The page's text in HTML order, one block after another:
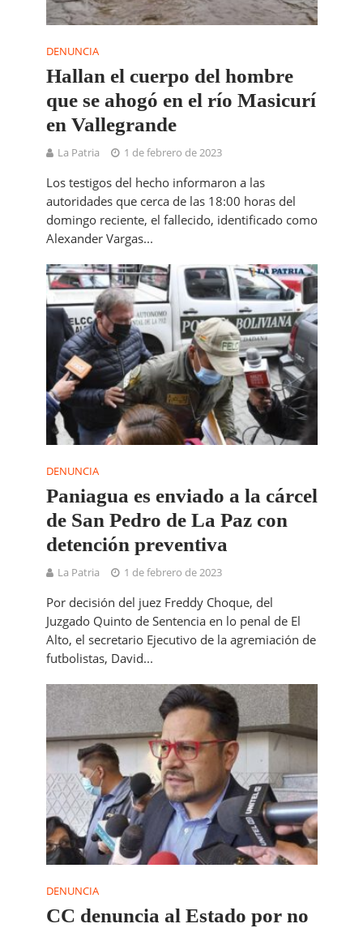
DENUNCIA
Hallan el cuerpo del hombre
que se ahogó en el río Masicurí
en Vallegrande
La Patria 1 de febrero de 2023
Los testigos del hecho informaron a las
autoridades que cerca de las 18:00 horas del
domingo reciente, el fallecido, identificado como
Alexander Vargas...
DENUNCIA
Paniagua es enviado a la cárcel
de San Pedro de La Paz con
detención preventiva
La Patria 1 de febrero de 2023
Por decisión del juez Freddy Choque, del
Juzgado Quinto de Sentencia en lo penal de El
Alto, el secretario Ejecutivo de la agremiación de
futbolistas, David...
DENUNCIA
CC denuncia al Estado por no